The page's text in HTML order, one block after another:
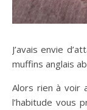
J’avais envie d’attaquer la semaine en vous proposant ces
muffins anglais
Alors rien à voir
l’habitude vous